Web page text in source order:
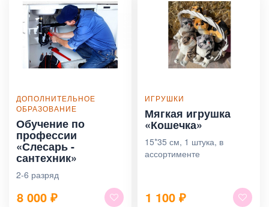
ДОПОЛНИТЕЛЬНОЕ
ОБРАЗОВАНИЕ
Обучение по
профессии
«Слесарь -
сантехник»
2-6 разряд
8 000 ₽
ИГРУШКИ
Мягкая игрушка
«Кошечка»
15*35 см, 1 штука, в
ассортименте
1 100 ₽